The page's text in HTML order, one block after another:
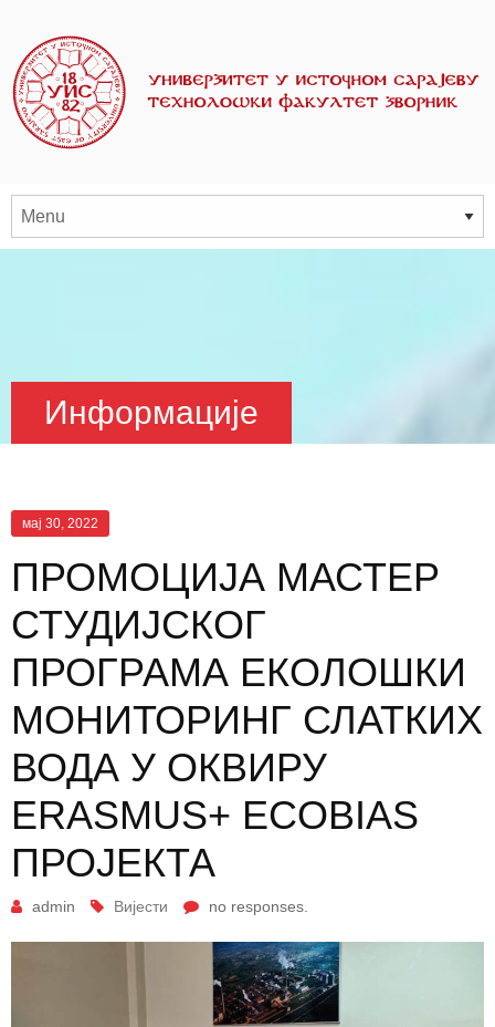
Информације
мај 30, 2022
ПРОМОЦИЈА МАСТЕР
СТУДИЈСКОГ
ПРОГРАМА ЕКОЛОШКИ
МОНИТОРИНГ СЛАТКИХ
ВОДА У ОКВИРУ
ERASMUS+ ECOBIAS
ПРОЈЕКТА
admin Вијести no responses.